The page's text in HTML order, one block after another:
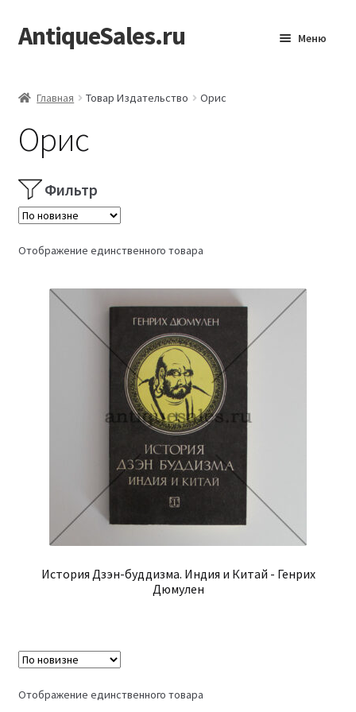
Перейти
к
Перейти
к
AntiqueSales.ru Меню
Главная Товар Издательство Орис
Орис
Фильтр
Отображение единственного товара
История Дзэн-буддизма. Индия и Китай - Генрих
Дюмулен
Отображение единственного товара